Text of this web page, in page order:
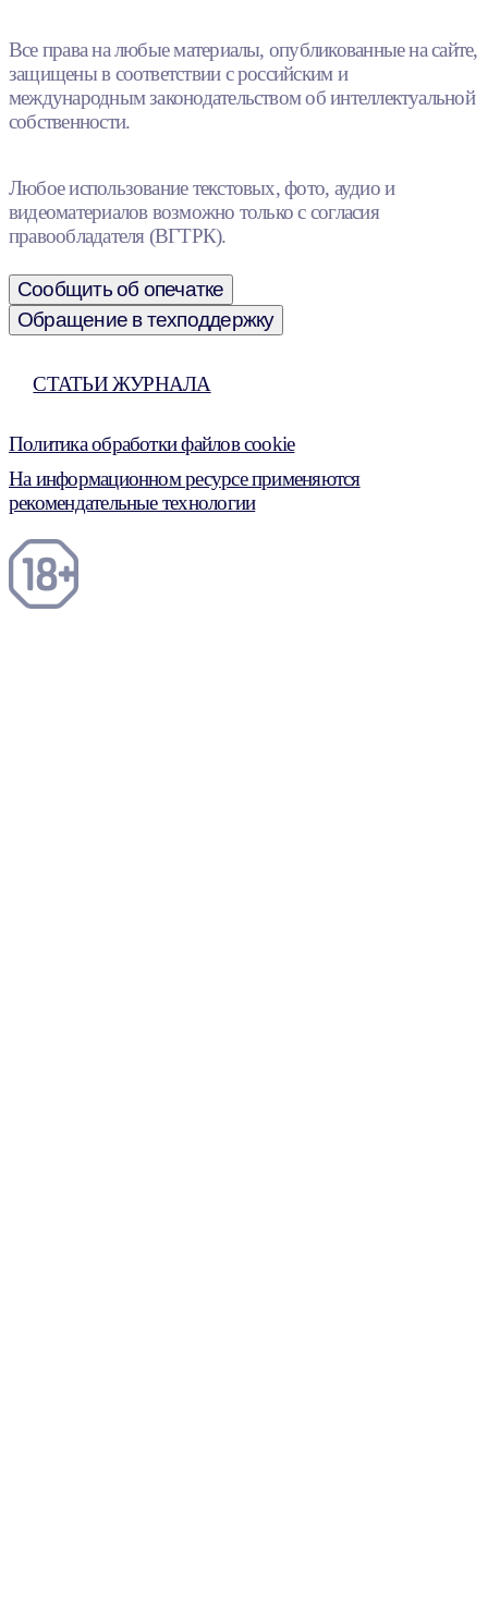
Все права на любые материалы, опубликованные на сайте,
защищены в соответствии с российским и
международным законодательством об интеллектуальной
собственности.
Любое использование текстовых, фото, аудио и
видеоматериалов возможно только с согласия
правообладателя (ВГТРК).
Сообщить об опечатке
Обращение в техподдержку
СТАТЬИ ЖУРНАЛА
Политика обработки файлов cookie
На информационном ресурсе применяются
рекомендательные технологии